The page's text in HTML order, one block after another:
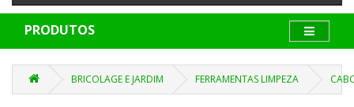
PRODUTOS
BRICOLAGE E JARDIM FERRAMENTAS LIMPEZA